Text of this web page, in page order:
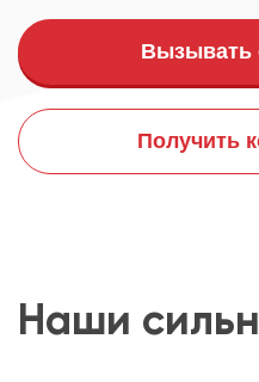
Вызывать
Получить
Наши